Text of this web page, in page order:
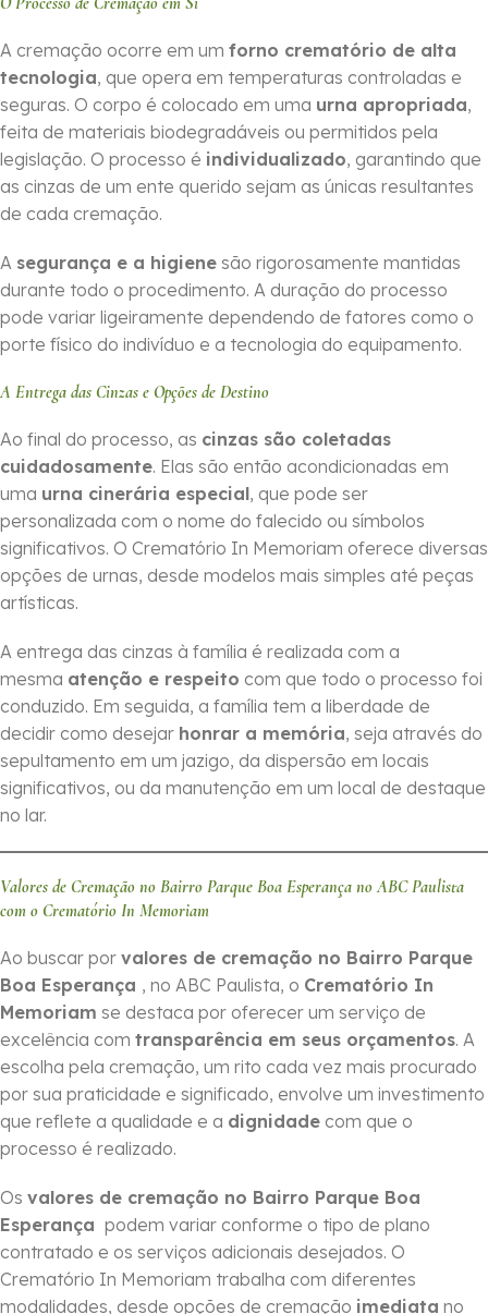
A cremação ocorre em um forno crematório de alta
tecnologia, que opera em temperaturas controladas e
seguras. O corpo é colocado em uma urna apropriada,
feita de materiais biodegradáveis ou permitidos pela
legislação. O processo é individualizado, garantindo que
as cinzas de um ente querido sejam as únicas resultantes
de cada cremação.
A segurança e a higiene são rigorosamente mantidas
durante todo o procedimento. A duração do processo
pode variar ligeiramente dependendo de fatores como o
porte físico do indivíduo e a tecnologia do equipamento.
A Entrega das Cinzas e Opções de Destino
Ao final do processo, as cinzas são coletadas
cuidadosamente. Elas são então acondicionadas em
uma urna cinerária especial, que pode ser
personalizada com o nome do falecido ou símbolos
significativos. O Crematório In Memoriam oferece diversas
opções de urnas, desde modelos mais simples até peças
artísticas.
A entrega das cinzas à família é realizada com a
mesma atenção e respeito com que todo o processo foi
conduzido. Em seguida, a família tem a liberdade de
decidir como desejar honrar a memória, seja através do
sepultamento em um jazigo, da dispersão em locais
significativos, ou da manutenção em um local de destaque
no lar.
Valores de Cremação no Bairro Parque Boa Esperança no ABC Paulista
com o Crematório In Memoriam
Ao buscar por valores de cremação no Bairro Parque
Boa Esperança , no ABC Paulista, o Crematório In
Memoriam se destaca por oferecer um serviço de
excelência com transparência em seus orçamentos. A
escolha pela cremação, um rito cada vez mais procurado
por sua praticidade e significado, envolve um investimento
que reflete a qualidade e a dignidade com que o
processo é realizado.
Os valores de cremação no Bairro Parque Boa
Esperança podem variar conforme o tipo de plano
contratado e os serviços adicionais desejados. O
Crematório In Memoriam trabalha com diferentes
modalidades, desde opções de cremação imediata no